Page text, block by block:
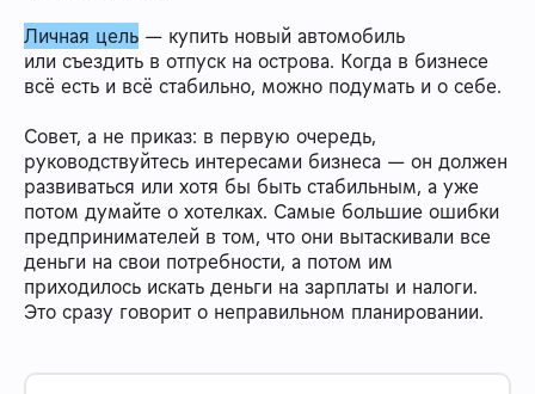
Личная цель — купить новый автомобиль
или съездить в отпуск на острова. Когда в бизнесе
всё есть и всё стабильно, можно подумать и о себе.
Совет, а не приказ: в первую очередь,
руководствуйтесь интересами бизнеса — он должен
развиваться или хотя бы быть стабильным, а уже
потом думайте о хотелках. Самые большие ошибки
предпринимателей в том, что они вытаскивали все
деньги на свои потребности, а потом им
приходилось искать деньги на зарплаты и налоги.
Это сразу говорит о неправильном планировании.